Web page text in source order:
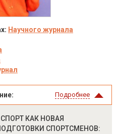
Научного журнала
Подробнее
КАК НОВАЯ
СПОРТСМЕНОВ: